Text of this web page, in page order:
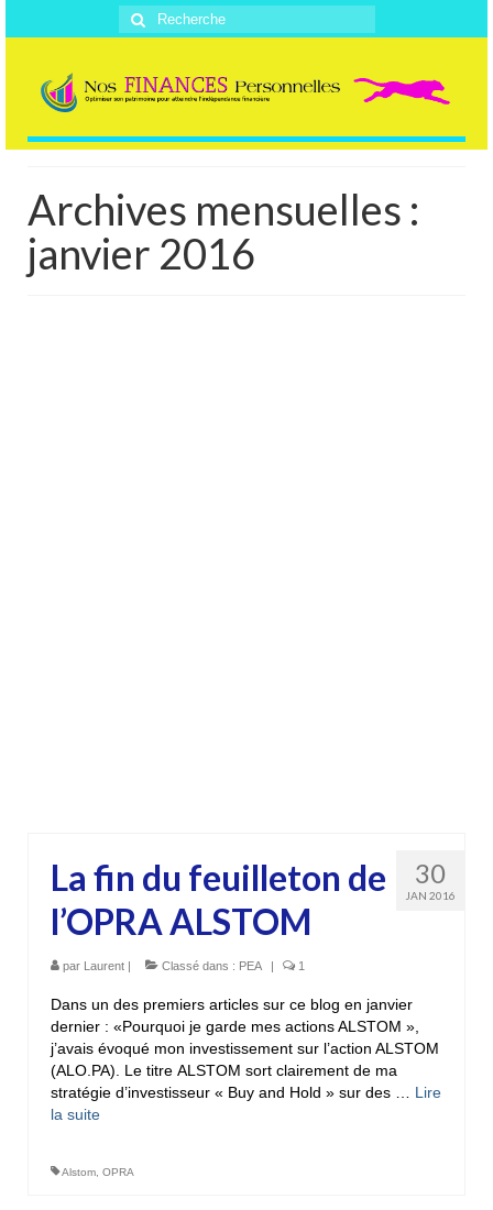
Rechercher
:
Archives mensuelles :
janvier 2016
30
JAN 2016
La fin du feuilleton de
l’OPRA ALSTOM
par Laurent | Classé dans : PEA | 1
Dans un des premiers articles sur ce blog en janvier
dernier : «Pourquoi je garde mes actions ALSTOM »,
j’avais évoqué mon investissement sur l’action ALSTOM
(ALO.PA). Le titre ALSTOM sort clairement de ma
stratégie d’investisseur « Buy and Hold » sur des … Lire
la suite­­
Alstom OPRA